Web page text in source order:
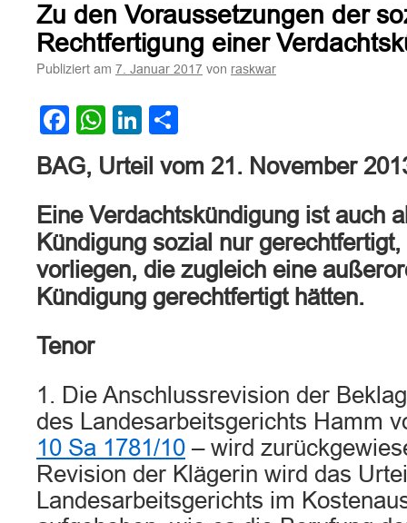
Zu den Voraussetzungen der
Rechtfertigung einer
Publiziert am 7. Januar 2017 von raskwar
Facebook
WhatsApp
LinkedIn
BAG, Urteil vom 21. November
Eine Verdachtskündigung ist auch
Kündigung sozial nur
vorliegen, die zugleich eine
Kündigung gerechtfertigt hätten.
Tenor
1. Die Anschlussrevision der
des Landesarbeitsgerichts Hamm
10 Sa 1781/10 – wird
Revision der Klägerin wird das
Landesarbeitsgerichts im